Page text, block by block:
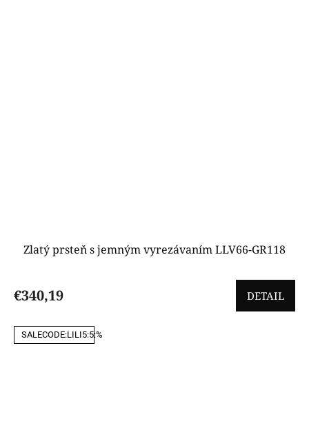
Zlatý prsteň s jemným vyrezávaním LLV66-GR118
€340,19 DETAIL
SALECODE:LILI5:5:%